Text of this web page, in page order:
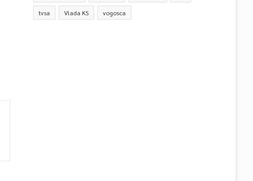
tvsa Vlada KS vogosca